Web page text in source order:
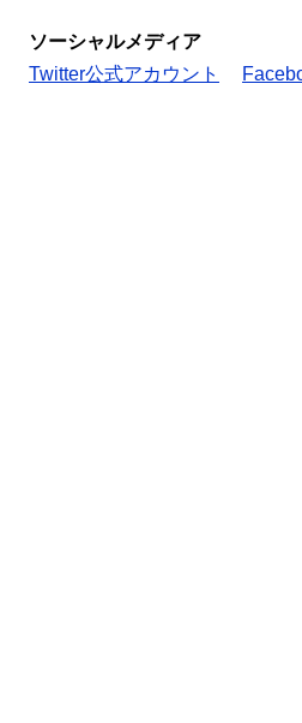
ソーシャルメディア
Twitter公式アカウント